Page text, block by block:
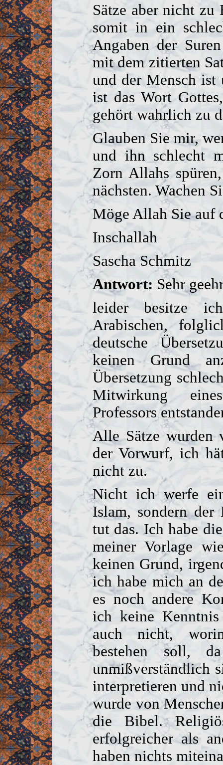
Sätze aber nicht zu
somit in ein
Angaben der
mit dem zitierten
und der Mensch ist
ist das Wort
gehört wahrlich zu
Glauben Sie mir,
und ihn schlecht
Zorn Allahs
nächsten. Wachen
Möge Allah Sie auf
Inschallah
Sascha Schmitz
Antwort: Sehr
leider besitze
Arabischen,
deutsche
keinen Grund
Übersetzung
Mitwirkung
Professors
Alle Sätze wurden
der Vorwurf, ich
nicht zu.
Nicht ich werfe
Islam, sondern der
tut das. Ich habe
meiner Vorlage
keinen Grund,
ich habe mich an
es noch andere
ich keine
auch nicht,
bestehen soll,
unmißverständlich
interpretieren und
wurde von
die Bibel.
erfolgreicher als
haben nichts